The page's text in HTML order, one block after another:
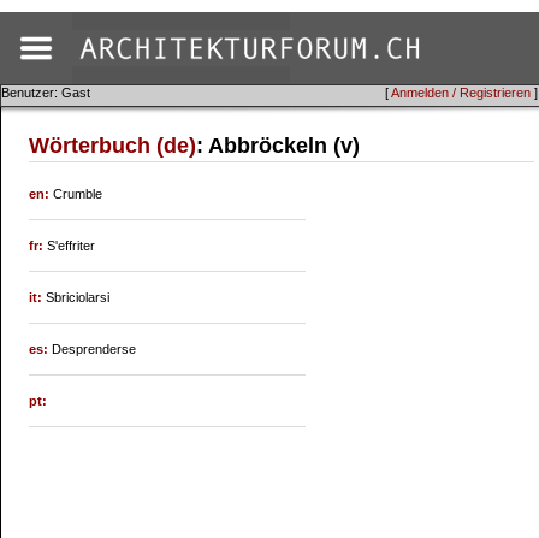
[Anmelden / Registrieren ]
Benutzer: Gast
Wörterbuch (de): Abbröckeln (v)
en:Crumble
fr:S'effriter
it:Sbriciolarsi
es:Desprenderse
pt: